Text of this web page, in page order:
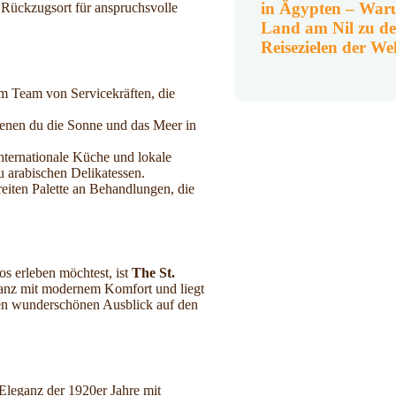
für anspruchsvolle
Team von Servicekräften, die
du die Sonne und das Meer in
Küche und lokale
Delikatessen.
Palette an Behandlungen, die
erleben möchtest, ist The St.
mit modernem Komfort und liegt
wunderschönen Ausblick auf den
der 1920er Jahre mit
in Ägypten –
Land am Nil zu
Reisezielen der